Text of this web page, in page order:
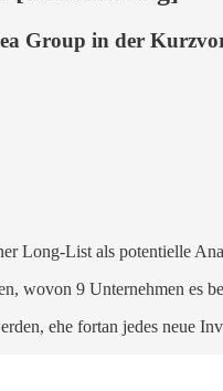
Group in der
Long-List als potentielle
wovon 9 Unternehmen es
ehe fortan jedes neue